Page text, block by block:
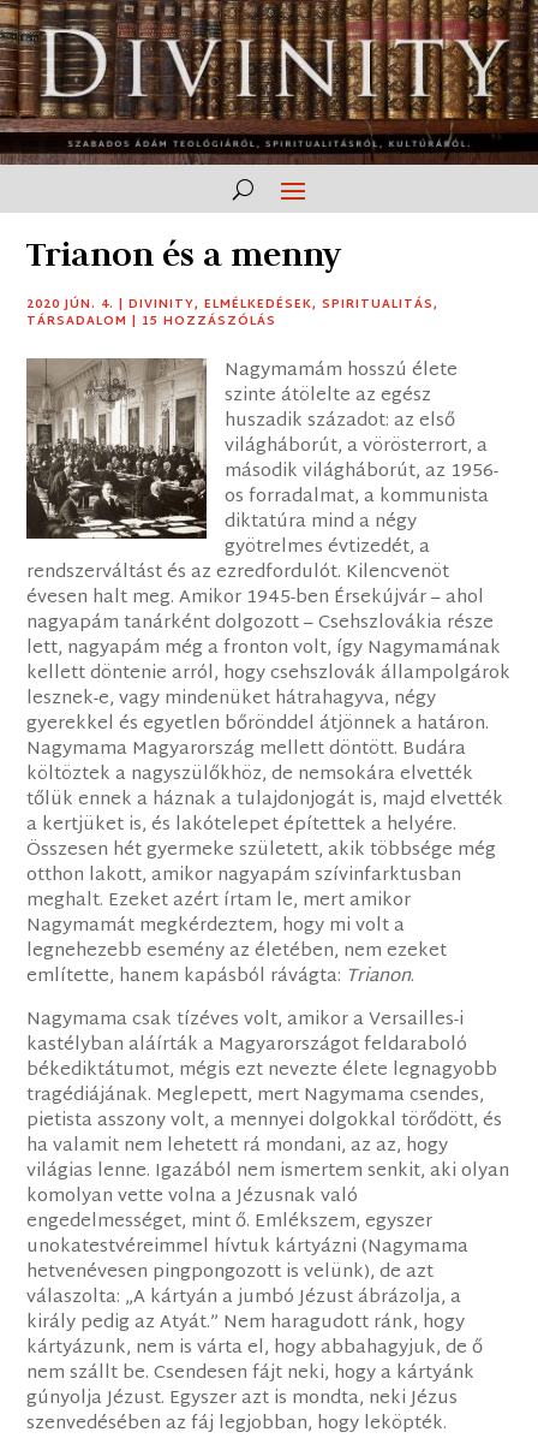
Trianon és a menny
2020 JÚN. 4. |DIVINITY,ELMÉLKEDÉSEK,SPIRITUALITÁS,
TÁRSADALOM | 15 HOZZÁSZÓLÁS
Nagymamám hosszú élete
szinte átölelte az egész
huszadik századot: az első
világháborút, a vörösterrort, a
második világháborút, az 1956-
os forradalmat, a kommunista
diktatúra mind a négy
gyötrelmes évtizedét, a
rendszerváltást és az ezredfordulót. Kilencvenöt
évesen halt meg. Amikor 1945-ben Érsekújvár – ahol
nagyapám tanárként dolgozott – Csehszlovákia része
lett, nagyapám még a fronton volt, így Nagymamának
kellett döntenie arról, hogy csehszlovák állampolgárok
lesznek-e, vagy mindenüket hátrahagyva, négy
gyerekkel és egyetlen bőrönddel átjönnek a határon.
Nagymama Magyarország mellett döntött. Budára
költöztek a nagyszülőkhöz, de nemsokára elvették
tőlük ennek a háznak a tulajdonjogát is, majd elvették
a kertjüket is, és lakótelepet építettek a helyére.
Összesen hét gyermeke született, akik többsége még
otthon lakott, amikor nagyapám szívinfarktusban
meghalt. Ezeket azért írtam le, mert amikor
Nagymamát megkérdeztem, hogy mi volt a
legnehezebb esemény az életében, nem ezeket
említette, hanem kapásból rávágta: Trianon.
Nagymama csak tízéves volt, amikor a Versailles-i
kastélyban aláírták a Magyarországot feldaraboló
békediktátumot, mégis ezt nevezte élete legnagyobb
tragédiájának. Meglepett, mert Nagymama csendes,
pietista asszony volt, a mennyei dolgokkal törődött, és
ha valamit nem lehetett rá mondani, az az, hogy
világias lenne. Igazából nem ismertem senkit, aki olyan
komolyan vette volna a Jézusnak való
engedelmességet, mint ő. Emlékszem, egyszer
unokatestvéreimmel hívtuk kártyázni (Nagymama
hetvenévesen pingpongozott is velünk), de azt
válaszolta: „A kártyán a jumbó Jézust ábrázolja, a
király pedig az Atyát.” Nem haragudott ránk, hogy
kártyázunk, nem is várta el, hogy abbahagyjuk, de ő
nem szállt be. Csendesen fájt neki, hogy a kártyánk
gúnyolja Jézust. Egyszer azt is mondta, neki Jézus
szenvedésében az fáj legjobban, hogy leköpték.